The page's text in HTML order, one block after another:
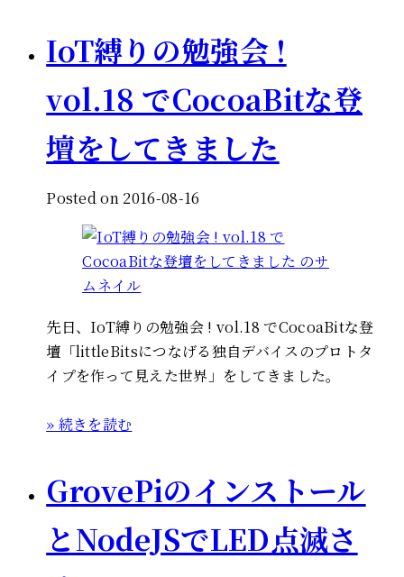
IoT縛りの勉強会 !
vol.18 でCocoaBitな登
壇をしてきました
Posted on 2016-08-16
先日、IoT縛りの勉強会 ! vol.18 でCocoaBitな登
壇「littleBitsにつなげる独自デバイスのプロトタ
イプを作って見えた世界」をしてきました。
» 続きを読む
GrovePiのインストール
とNodeJSでLED点滅さ